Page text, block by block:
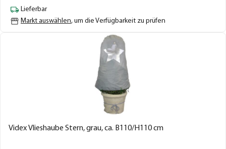
Lieferbar
Markt auswählen, um die Verfügbarkeit zu prüfen
Videx Vlieshaube Stern, grau, ca. B110/H110 cm